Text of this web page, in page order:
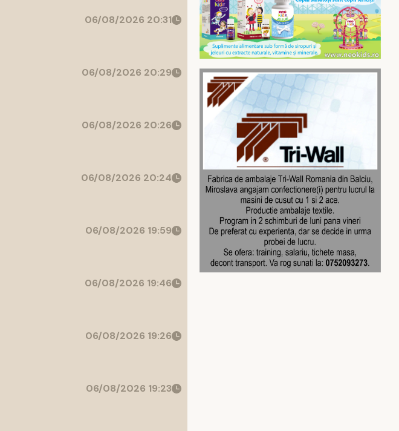
06/08/2026 20:31
06/08/2026 20:29
06/08/2026 20:26
06/08/2026 20:24
06/08/2026 19:59
06/08/2026 19:46
06/08/2026 19:26
06/08/2026 19:23